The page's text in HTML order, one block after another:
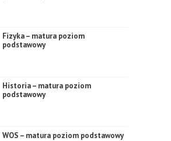
Fizyka – matura poziom
podstawowy
Historia – matura poziom
podstawowy
WOS – matura poziom podstawowy